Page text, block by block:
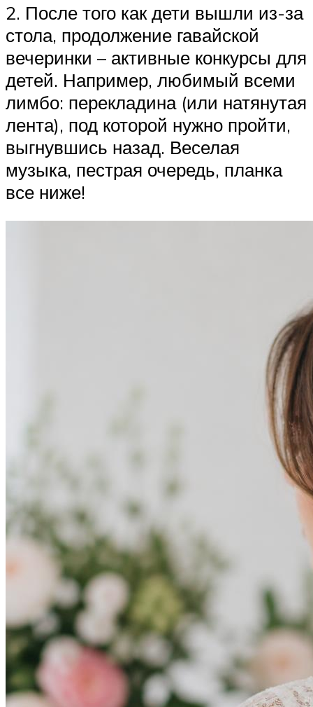
2. После того как дети вышли из-за
стола, продолжение гавайской
вечеринки – активные конкурсы для
детей. Например, любимый всеми
лимбо: перекладина (или натянутая
лента), под которой нужно пройти,
выгнувшись назад. Веселая
музыка, пестрая очередь, планка
все ниже!